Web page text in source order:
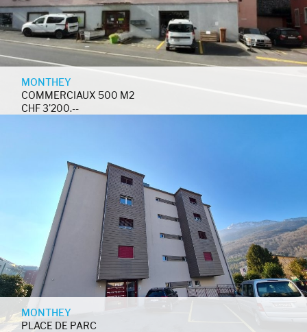
MONTHEY
COMMERCIAUX 500 M2
CHF 3'200.--
MONTHEY
PLACE DE PARC